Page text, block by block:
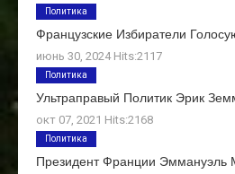
Французские Избиратели
июнь 30, 2024 Hits:2117
Политика
Ультраправый Политик Эрик
окт 07, 2021 Hits:2168
Политика
Президент Франции Эммануэль
Политика